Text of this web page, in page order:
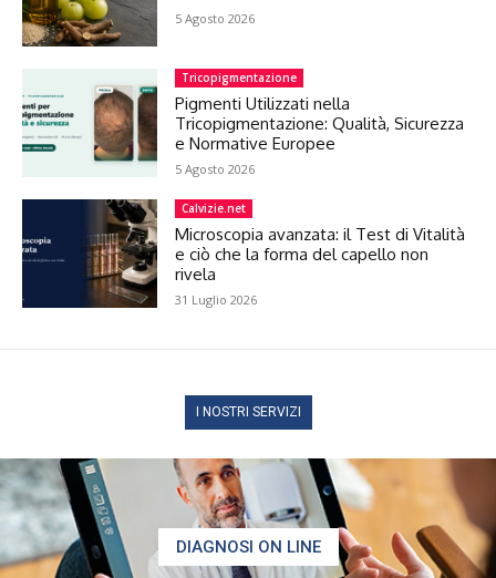
5 Agosto 2026
Tricopigmentazione
Pigmenti Utilizzati nella
Tricopigmentazione: Qualità, Sicurezza
e Normative Europee
5 Agosto 2026
Calvizie.net
Microscopia avanzata: il Test di Vitalità
e ciò che la forma del capello non
rivela
31 Luglio 2026
I NOSTRI SERVIZI
DIAGNOSI ON LINE